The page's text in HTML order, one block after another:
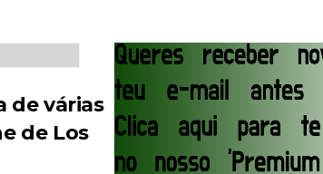
Match
de várias
de Los